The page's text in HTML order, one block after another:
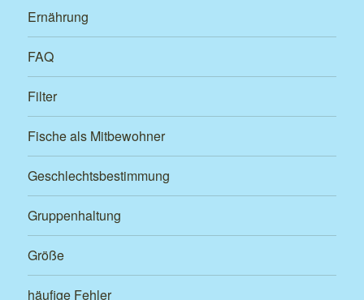
Ernährung
FAQ
Filter
Fische als Mitbewohner
Geschlechtsbestimmung
Gruppenhaltung
Größe
häufige Fehler